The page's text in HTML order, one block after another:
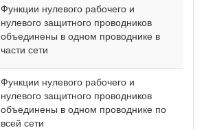
Функции нулевого рабочего и
нулевого защитного проводников
объединены в одном проводнике в
части сети
Функции нулевого рабочего и
нулевого защитного проводников
объединены в одном проводнике по
всей сети